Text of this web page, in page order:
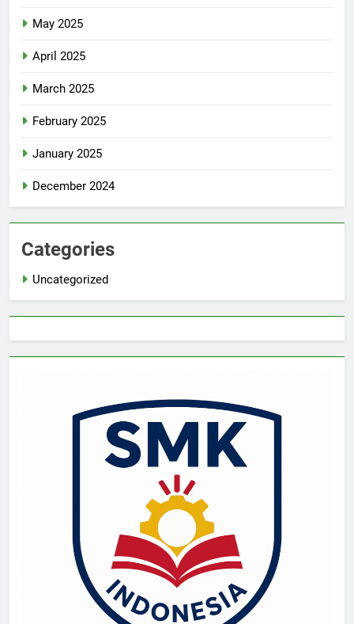
May 2025
April 2025
March 2025
February 2025
January 2025
December 2024
Categories
Uncategorized